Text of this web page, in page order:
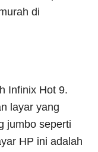
di
Infinix Hot 9.
layar yang
jumbo seperti
HP ini adalah